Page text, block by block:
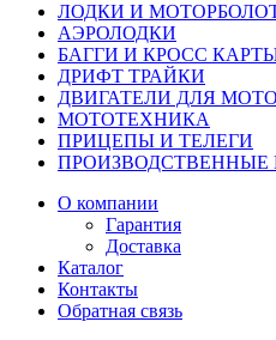
ЛОДКИ И
АЭРОЛОДКИ
БАГГИ И КРОСС
ДРИФТ ТРАЙКИ
ДВИГАТЕЛИ ДЛЯ
МОТОТЕХНИКА
ПРИЦЕПЫ И ТЕЛЕГИ
О компании
Гарантия
Доставка
Каталог
Контакты
Обратная связь